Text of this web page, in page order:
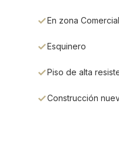
En zona Comercial
Esquinero
Piso de alta
Construcción